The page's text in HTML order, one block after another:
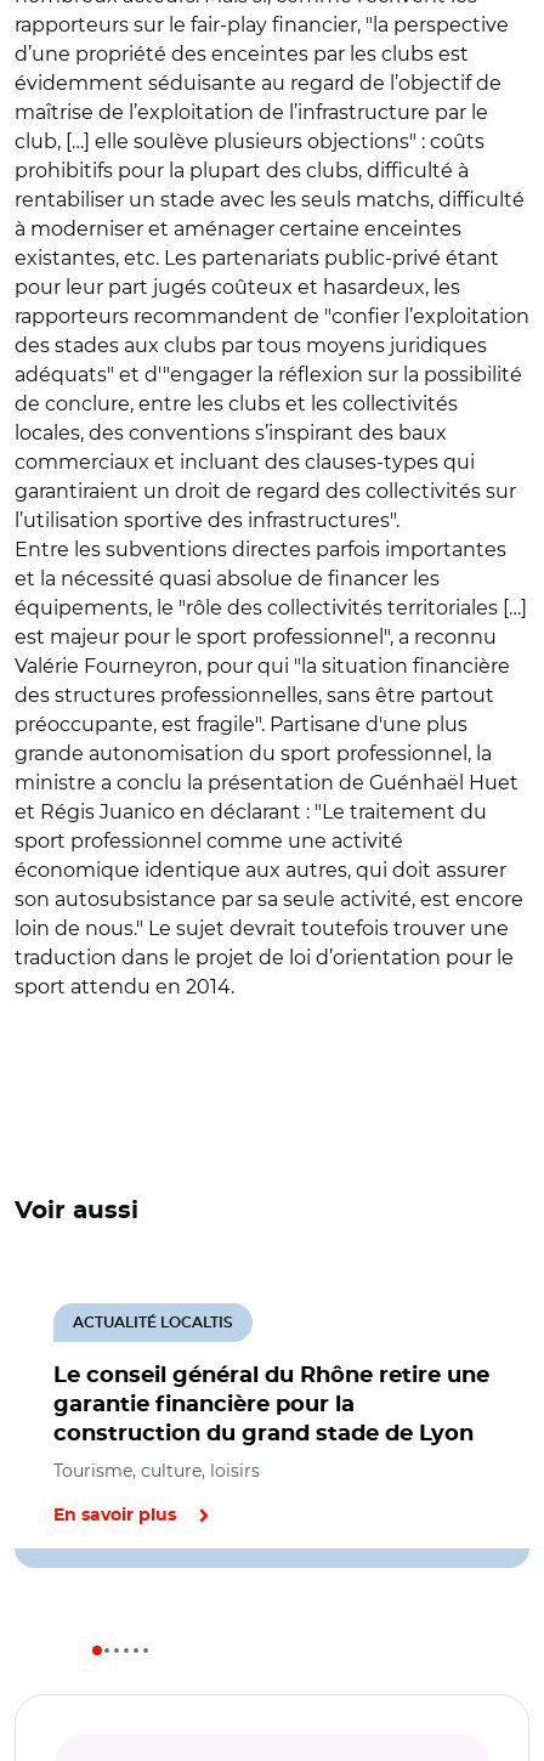
rapporteurs sur le fair-play financier, "la perspective
d’une propriété des enceintes par les clubs est
évidemment séduisante au regard de l’objectif de
maîtrise de l’exploitation de l’infrastructure par le
club, […] elle soulève plusieurs objections" : coûts
prohibitifs pour la plupart des clubs, difficulté à
rentabiliser un stade avec les seuls matchs, difficulté
à moderniser et aménager certaine enceintes
existantes, etc. Les partenariats public-privé étant
pour leur part jugés coûteux et hasardeux, les
rapporteurs recommandent de "confier l’exploitation
des stades aux clubs par tous moyens juridiques
adéquats" et d'"engager la réflexion sur la possibilité
de conclure, entre les clubs et les collectivités
locales, des conventions s’inspirant des baux
commerciaux et incluant des clauses-types qui
garantiraient un droit de regard des collectivités sur
l’utilisation sportive des infrastructures".
Entre les subventions directes parfois importantes
et la nécessité quasi absolue de financer les
équipements, le "rôle des collectivités territoriales […]
est majeur pour le sport professionnel", a reconnu
Valérie Fourneyron, pour qui "la situation financière
des structures professionnelles, sans être partout
préoccupante, est fragile". Partisane d'une plus
grande autonomisation du sport professionnel, la
ministre a conclu la présentation de Guénhaël Huet
et Régis Juanico en déclarant : "Le traitement du
sport professionnel comme une activité
économique identique aux autres, qui doit assurer
son autosubsistance par sa seule activité, est encore
loin de nous." Le sujet devrait toutefois trouver une
traduction dans le projet de loi d’orientation pour le
sport attendu en 2014.
Voir aussi
Le conseil général du Rhône retire une
garantie financière pour la
construction du grand stade de Lyon
ACTUALITÉ LOCALTIS
Tourisme, culture, loisirs
En savoir plus